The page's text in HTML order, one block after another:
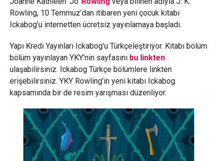
Rowling, 10 Temmuz’dan itibaren yeni çocuk kitabı
Ickabog’u internetten ücretsiz yayınlamaya başladı.
Yapı Kredi Yayınları Ickabog’u Türkçeleştiriyor. Kitabı bölüm
bölüm yayınlayan YKY’nin sayfasını bu linkten
ulaşabilirsiniz. Ickabog Türkçe bölümlere linkten
erişebilirsiniz. YKY Rowling’in yeni kitabı Ickabog
kapsamında bir de resim yarışması düzenliyor.